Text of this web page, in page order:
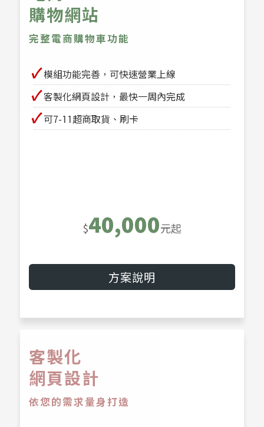
購物網站
完整電商購物車功能
✔ 模組功能完善，可快速營業上線
✔ 客製化網頁設計，最快一周內完成
✔ 可7-11超商取貨、刷卡
$40,000元起
方案說明
客製化
網頁設計
依您的需求量身打造